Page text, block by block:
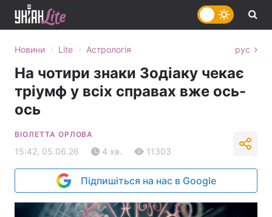
Новини › Lite › Астрологія рус
На чотири знаки Зодіаку чекає
тріумф у всіх справах вже ось-
ось
ВІОЛЕТТА ОРЛОВА
15:42, 05.06.26 4 хв. 11303
Підпишіться на нас в Google